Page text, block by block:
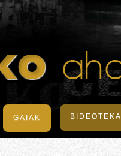
GAIAK BIDEOTEKA